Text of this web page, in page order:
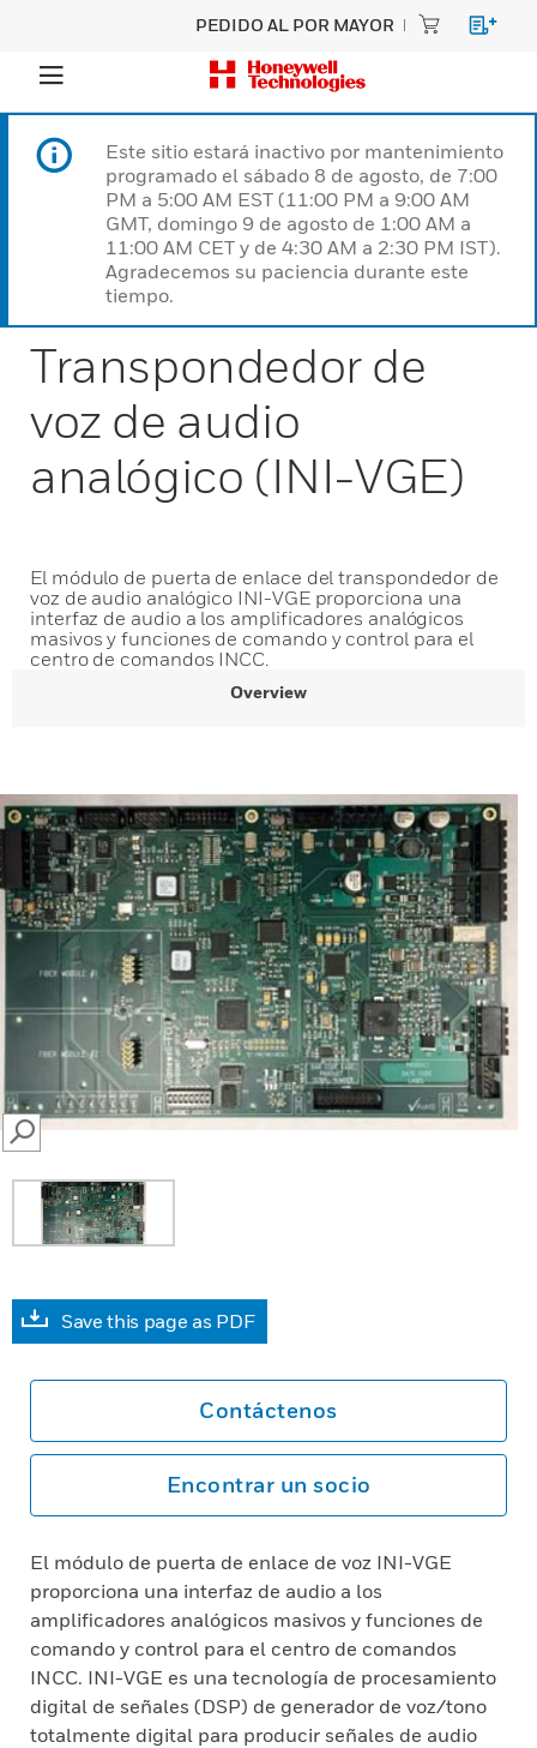
PEDIDO AL POR MAYOR
Este sitio estará inactivo por mantenimiento
programado el sábado 8 de agosto, de 7:00
PM a 5:00 AM EST (11:00 PM a 9:00 AM
GMT, domingo 9 de agosto de 1:00 AM a
11:00 AM CET y de 4:30 AM a 2:30 PM IST).
Agradecemos su paciencia durante este
tiempo.
Transpondedor de
voz de audio
analógico (INI-VGE)
El módulo de puerta de enlace del transpondedor de
voz de audio analógico INI-VGE proporciona una
interfaz de audio a los amplificadores analógicos
masivos y funciones de comando y control para el
centro de comandos INCC.
Overview
SEARCH
Save this page as PDF
Contáctenos
Encontrar un socio
El módulo de puerta de enlace de voz INI-VGE
proporciona una interfaz de audio a los
amplificadores analógicos masivos y funciones de
comando y control para el centro de comandos
INCC. INI-VGE es una tecnología de procesamiento
digital de señales (DSP) de generador de voz/tono
totalmente digital para producir señales de audio